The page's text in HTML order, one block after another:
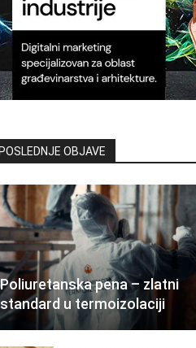
POSLEDNJE OBJAVE
Poliuretanska pena – zlatni
standard u termoizolaciji